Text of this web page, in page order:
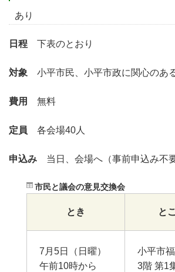
あり
日程 下表のとおり
対象 小平市民、小平市政に関心のあ
費用 無料
定員 各会場40人
申込み 当日、会場へ（事前申込み不
市民と議会の意見交換会
とき と
7月5日（日曜）
午前10時から
小平市
3階 第1